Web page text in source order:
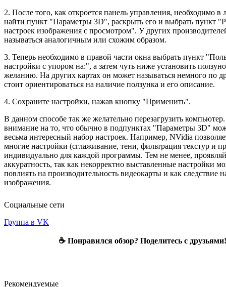
2. После того, как откроется панель управления, необходимо в
найти пункт "Параметры 3D", раскрыть его и выбрать пункт
настроек изображения с просмотром". У других
называться аналогичным или схожим образом.
3. Теперь необходимо в правой части окна выбрать пункт
настройки с упором на:", а затем чуть ниже установить
желанию. На других картах он может называться немного по
стоит ориентироваться на наличие ползунка и его описание.
4. Сохраните настройки, нажав кнопку "Применить".
В данном способе так же желательно перезагрузить
внимание на то, что обычно в подпунктах "Параметры 3D"
весьма интересный набор настроек. Например, NVidia
многие настройки (сглаживание, тени, фильтрация текстур и
индивидуально для каждой программы. Тем не менее,
аккуратность, так как некорректно выставленные настройки
повлиять на производительность видеокарты и как следствие
изображения.
Социальные сети
Группа в VK
☕ Понравился обзор? Поделитесь с
Рекомендуемые